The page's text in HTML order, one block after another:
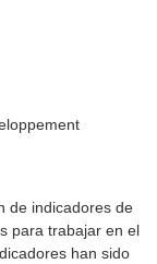
de indicadores de
para trabajar en el
han sido